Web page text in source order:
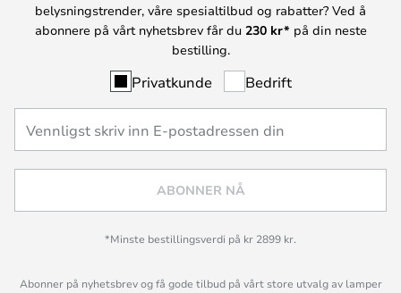
belysningstrender, våre spesialtilbud og rabatter? Ved å
abonnere på vårt nyhetsbrev får du 230 kr* på din neste
bestilling.
Privatkunde Bedrift
ABONNER NÅ
*Minste bestillingsverdi på kr 2899 kr.
Abonner på nyhetsbrev og få gode tilbud på vårt store utvalg av lamper